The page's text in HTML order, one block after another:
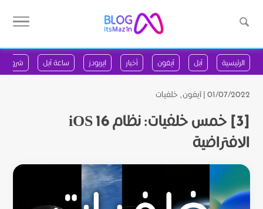
الرئيسية آبل آيفون أخبار ايربودز ساعة آبل شروحات
01/07/2022 | آيفون، خلفيات
[3] خمس خلفيات: نظام iOS 16
الافتراضية